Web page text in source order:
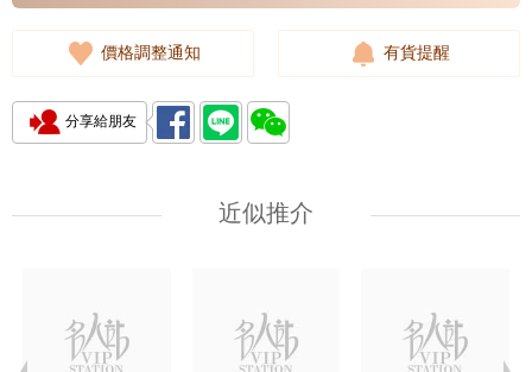
價格調整通知 有貨提醒
分享給朋友
近似推介